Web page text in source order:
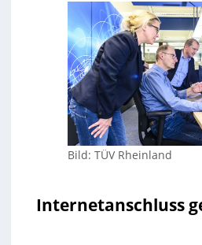
Bild: TÜV Rheinland
Internetanschluss